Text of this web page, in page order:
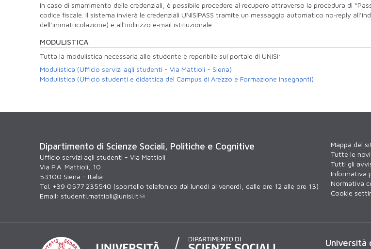
In caso di smarrimento delle credenziali, è possibile procedere al recupero attraverso la procedura di
codice fiscale. Il sistema invierà le credenziali UNISIPASS tramite un messaggio automatico no‐reply
dell’immatricolazione) e all’indirizzo e‐mail istituzionale.
MODULISTICA
Tutta la modulistica necessaria allo studente è reperibile sul portale di UNISI:
Modulistica (Ufficio servizi agli studenti - Via Mattioli - Siena)
Modulistica (Ufficio studenti e didattica del Campus di Arezzo e Formazione insegnanti)
Dipartimento di Scienze Sociali, Politiche e Cognitive
Ufficio servizi agli studenti - Via Mattioli
Via P.A. Mattioli, 10
53100 Siena - Italia
Tel. +39 0577 235540 (sportello telefonico dal lunedì al venerdì, dalle ore 12 alle ore 13)
Email: studenti.mattioli@unisi.it
Mappa del
Tutte le
Tutti gli
Informativa
Normativa
Cookie
Università